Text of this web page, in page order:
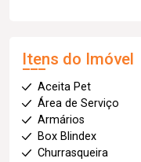
Itens do Imóvel
Aceita Pet
Área de Serviço
Armários
Box Blindex
Churrasqueira